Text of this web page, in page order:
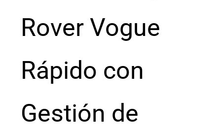
Rover Vogue
Rápido con
Gestión de